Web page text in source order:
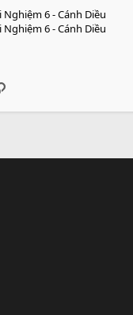
6 - Cánh Diều
6 - Cánh Diều
Link